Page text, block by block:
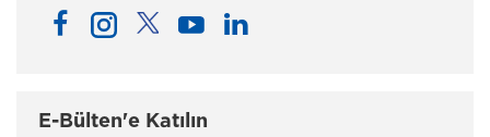
E-Bülten'e Katılın